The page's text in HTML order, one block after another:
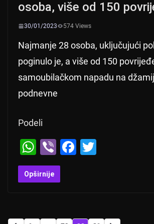
osoba, više od 150
30/01/2023 574 Views
Najmanje 28 osoba, uključujući
poginulo je, a više od 150
samoubilačkom napadu na
podnevne
Podeli
W
h
at
Vi
b
er
F
Opširnije